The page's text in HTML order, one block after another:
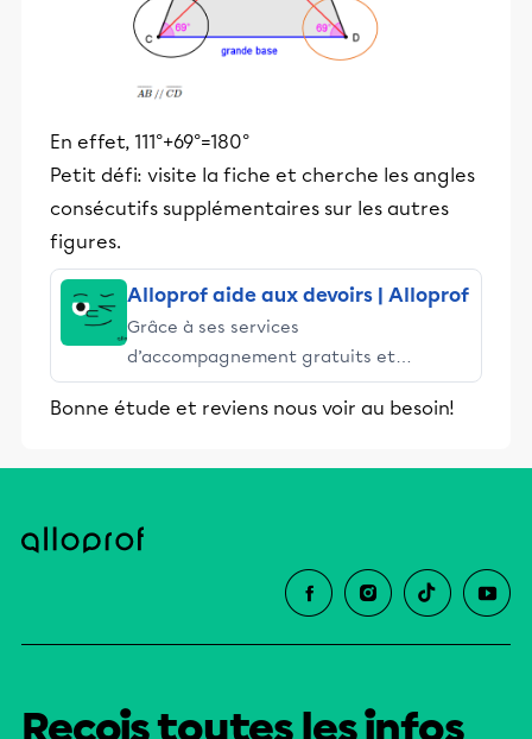
En effet, 111°+69°=180°
Petit défi: visite la fiche et cherche les angles
consécutifs supplémentaires sur les autres
figures.
Alloprof aide aux devoirs | Alloprof
Grâce à ses services
d’accompagnement gratuits et
stimulants, Alloprof engage les élèves
et leurs parents dans la réussite
Bonne étude et reviens nous voir au besoin!
Reçois toutes les infos